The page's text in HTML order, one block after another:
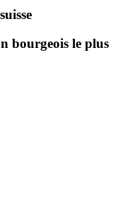
bourgeois le plus